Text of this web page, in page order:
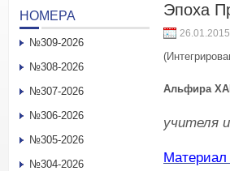
Эпоха
26.01.2015
Альфира
учителя
НОМЕРА
№309-2026
№308-2026
№307-2026
№306-2026
№305-2026
№304-2026